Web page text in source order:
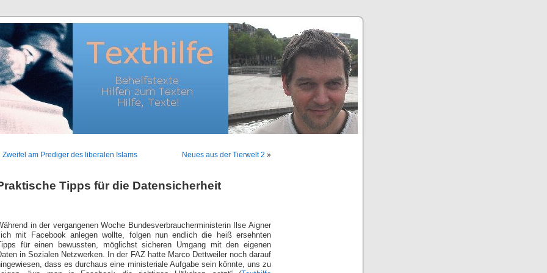
Zweifel am Prediger des liberalen Islams Neues aus der Tierwelt 2 »
Tipps für die Datensicherheit
in der vergangenen Woche Bundesverbraucherministerin Ilse Aigner
mit Facebook anlegen wollte, folgen nun endlich die heiß ersehnten
für einen bewussten, möglichst sicheren Umgang mit den eigenen
in Sozialen Netzwerken. In der FAZ hatte Marco Dettweiler noch darauf
dass es durchaus eine ministeriale Aufgabe sein könnte, uns zu